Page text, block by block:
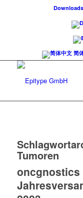
Downloads
简
Tumoren
oncgnostics